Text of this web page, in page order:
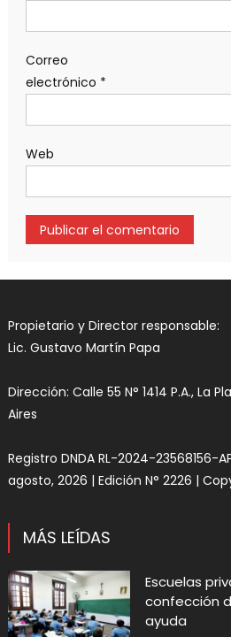
Correo
electrónico *
Web
Propietario y Director responsable:
Lic. Gustavo Martín Papa
Dirección: Calle 55 N° 1414 P.A., La
Aires
Registro DNDA RL-2024-23568156-
agosto, 2026 | Edición N° 2226 |
MÁS LEÍDAS
Escuelas
confección
ayuda